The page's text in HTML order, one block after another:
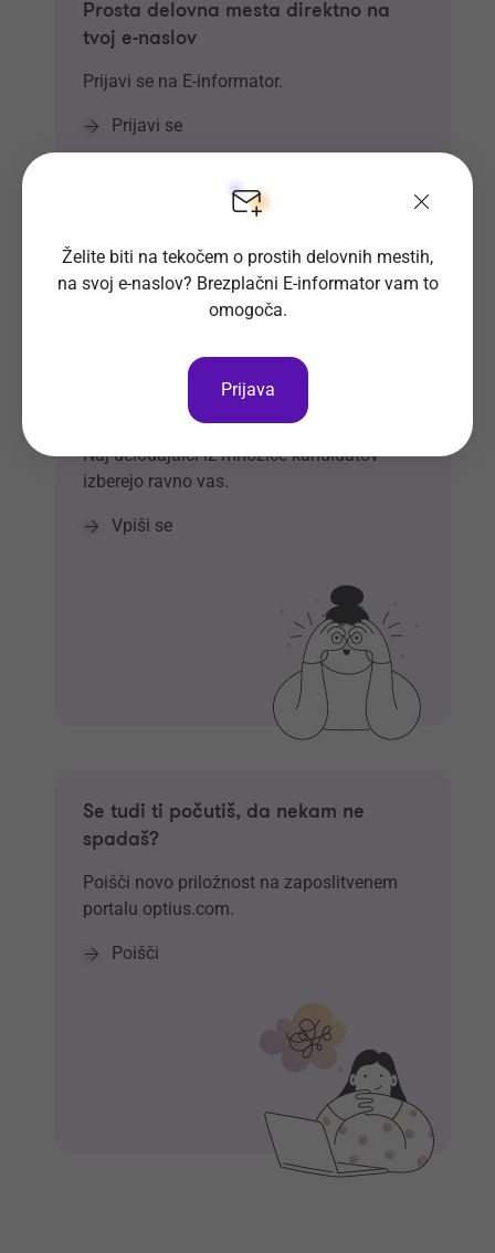
Prosta delovna mesta direktno na
tvoj e-naslov
Prijavi se na E-informator.
Prijavi se
Si že vpisan v Bazo CV-jev?
Naj delodajalci iz množice kandidatov
izberejo ravno vas.
Vpiši se
Se tudi ti počutiš, da nekam ne
spadaš?
Poišči novo priložnost na zaposlitvenem
portalu optius.com.
Poišči
Želite biti na tekočem o prostih delovnih mestih,
na svoj e-naslov? Brezplačni E-informator vam to
omogoča.
Prijava